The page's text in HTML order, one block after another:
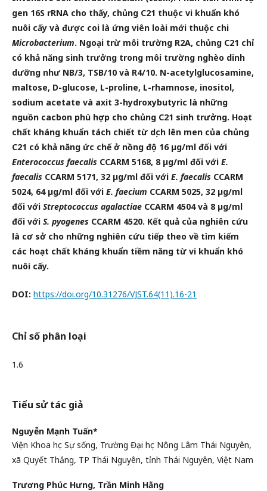
gen 16S rRNA cho thấy, chủng C21 thuộc vi khuẩn khó
nuôi cấy và được coi là ứng viên loài mới thuộc chi
Microbacterium. Ngoại trừ môi trường R2A, chủng C21 chỉ
có khả năng sinh trưởng trong môi trường nghèo dinh
dưỡng như NB/3, TSB/10 và R4/10. N-acetylglucosamine,
maltose, D-glucose, L-proline, L-rhamnose, inositol,
sodium acetate và axit 3-hydroxybutyric là những
nguồn cacbon phù hợp cho chủng C21 sinh trưởng. Hoạt
chất kháng khuẩn tách chiết từ dịch lên men của chủng
C21 có khả năng ức chế ở nồng độ 16 µg/ml đối với
Enterococcus faecalis CCARM 5168, 8 µg/ml đối với E.
faecalis CCARM 5171, 32 µg/ml đối với E. faecalis CCARM
5024, 64 µg/ml đối với E. faecium CCARM 5025, 32 µg/ml
đối với Streptococcus agalactiae CCARM 4504 và 8 µg/ml
đối với S. pyogenes CCARM 4520. Kết quả của nghiên cứu
là cơ sở cho những nghiên cứu tiếp theo về tìm kiếm
các hoạt chất kháng khuẩn tiềm năng từ vi khuẩn khó
nuôi cấy.
DOI: https://doi.org/10.31276/VJST.64(11).16-21
Chỉ số phân loại
1.6
Tiểu sử tác giả
Nguyễn Mạnh Tuấn*
Viện Khoa học Sự sống, Trường Đại học Nông Lâm Thái Nguyên,
xã Quyết Thắng, TP Thái Nguyên, tỉnh Thái Nguyên, Việt Nam
Trương Phúc Hưng, Trần Minh Hằng